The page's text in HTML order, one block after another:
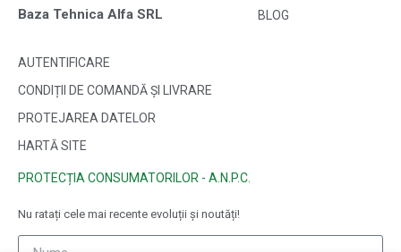
Baza Tehnica Alfa SRL
BLOG
AUTENTIFICARE
CONDIȚII DE COMANDĂ ȘI LIVRARE
PROTEJAREA DATELOR
HARTĂ SITE
PROTECȚIA CONSUMATORILOR - A.N.P.C.
Nu ratați cele mai recente evoluții și noutăți!